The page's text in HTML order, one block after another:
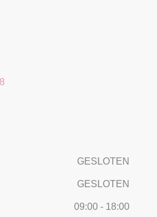
GESLOTEN
GESLOTEN
09:00 - 18:00